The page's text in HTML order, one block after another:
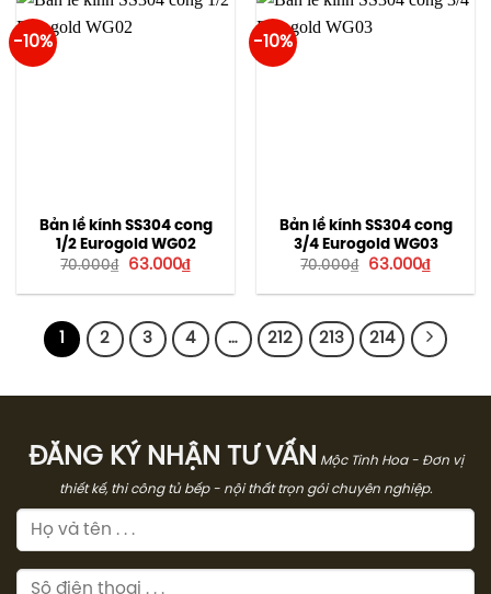
-10%
Bản lề kính SS304 cong
1/2 Eurogold WG02
70.000₫
Giá
là:
63.000₫Giá
tại
63.000₫.
-10%
Bản lề kính SS304 cong
3/4 Eurogold WG03
70.000₫
Giá
là:
63.000₫Giá
tại
63.000₫.
1 2 3 4 … 212 213 214
ĐĂNG KÝ NHẬN TƯ VẤN Mộc Tinh Hoa - Đơn vị
thiết kế, thi công tủ bếp - nội thất trọn gói chuyên nghiệp.